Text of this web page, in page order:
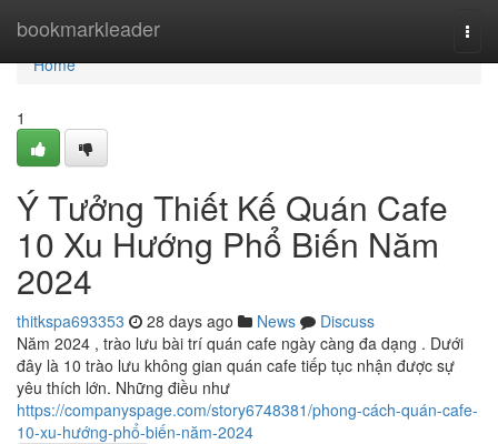
bookmarkleader
Home
Home
1
Ý Tưởng Thiết Kế Quán Cafe
10 Xu Hướng Phổ Biến Năm
2024
thitkspa693353 28 days ago News
Discuss
Năm 2024 , trào lưu bài trí quán cafe ngày càng đa dạng . Dưới
đây là 10 trào lưu không gian quán cafe tiếp tục nhận được sự
yêu thích lớn. Những điều như
https://companyspage.com/story6748381/phong-cách-quán-cafe-
10-xu-hướng-phổ-biến-năm-2024